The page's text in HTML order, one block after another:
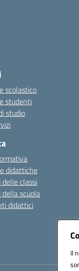
Il
scolastico
studenti
studio
didattiche
classi
scuola
didattici